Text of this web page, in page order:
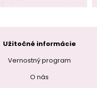
Užitočné informácie
Vernostný program
O nás